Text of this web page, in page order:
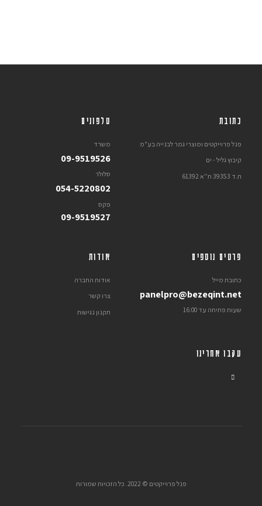
כתובת
פנל פרוייקטים ומוצרי גמר לבנייה בע"מ
קיבוץ גליל - ים
ת.ד 39353 ת''א 61392
טלפונים
משרד
09-9519526
סלולר
054-5220802
פקס
09-9519527
פרטים נוספים
כתובת מייל
panelpro@bezeqint.net
שעות פתיחה עד 16:00
אודות
אודות החברה
צרו קשר
תקנון נגישות
עקבו אחרינו
פנל פרוייקטים © 2022. כל הזכויות שמורות